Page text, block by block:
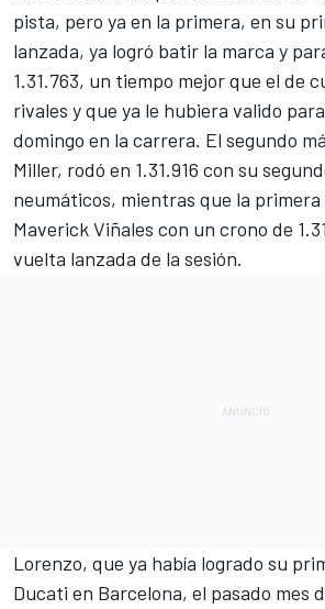
pista, pero ya en la primera, en su
lanzada, ya logró batir la marca y
1.31.763, un tiempo mejor que el de
rivales y que ya le hubiera valido
domingo en la carrera. El segundo
Miller, rodó en 1.31.916 con su
neumáticos, mientras que la
Maverick Viñales con un crono de
vuelta lanzada de la sesión.
Lorenzo, que ya había logrado su
Ducati en Barcelona, el pasado mes